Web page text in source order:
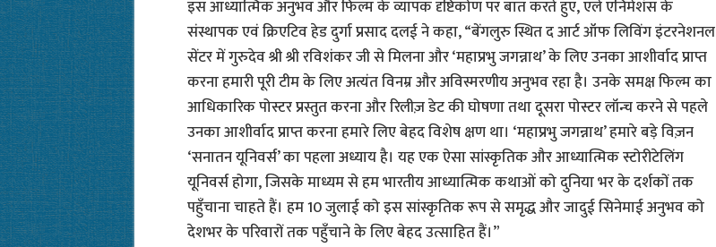
इस आध्यात्मिक अनुभव और फिल्म के व्यापक दृष्टिकोण पर बात करते हुए, एले एनिमेशंस के
संस्थापक एवं क्रिएटिव हेड दुर्गा प्रसाद दलई ने कहा, “बेंगलुरु स्थित द आर्ट ऑफ लिविंग इंटरनेशनल
सेंटर में गुरुदेव श्री श्री रविशंकर जी से मिलना और ‘महाप्रभु जगन्नाथ’ के लिए उनका आशीर्वाद प्राप्त
करना हमारी पूरी टीम के लिए अत्यंत विनम्र और अविस्मरणीय अनुभव रहा है। उनके समक्ष फिल्म का
आधिकारिक पोस्टर प्रस्तुत करना और रिलीज़ डेट की घोषणा तथा दूसरा पोस्टर लॉन्च करने से पहले
उनका आशीर्वाद प्राप्त करना हमारे लिए बेहद विशेष क्षण था। ‘महाप्रभु जगन्नाथ’ हमारे बड़े विज़न
‘सनातन यूनिवर्स’ का पहला अध्याय है। यह एक ऐसा सांस्कृतिक और आध्यात्मिक स्टोरीटेलिंग
यूनिवर्स होगा, जिसके माध्यम से हम भारतीय आध्यात्मिक कथाओं को दुनिया भर के दर्शकों तक
पहुँचाना चाहते हैं। हम 10 जुलाई को इस सांस्कृतिक रूप से समृद्ध और जादुई सिनेमाई अनुभव को
देशभर के परिवारों तक पहुँचाने के लिए बेहद उत्साहित हैं।”